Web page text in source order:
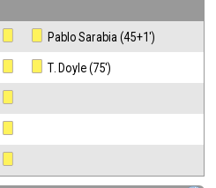
Pablo Sarabia (45+1')
T. Doyle (75')